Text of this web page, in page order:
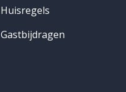
Huisregels
Gastbijdragen